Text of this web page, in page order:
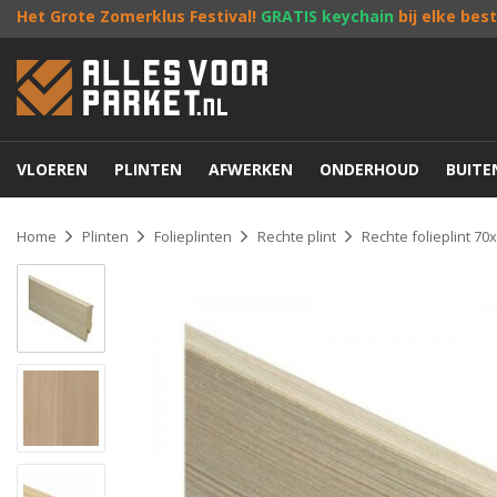
Het Grote Zomerklus Festival! GRATIS keychain bij elke
VLOEREN PLINTEN AFWERKEN ONDERHOUD
Home Plinten Folieplinten Rechte plint Rechte folieplint